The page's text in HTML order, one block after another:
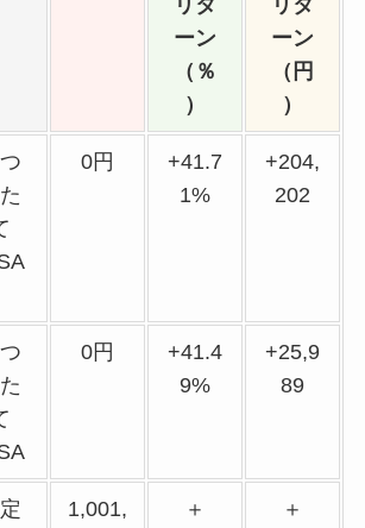
ーン
（％
）
ーン
（円
）
0円
+41.7
1%
+204,
202
0円
+41.4
9%
+25,9
89
1,001,
＋
＋